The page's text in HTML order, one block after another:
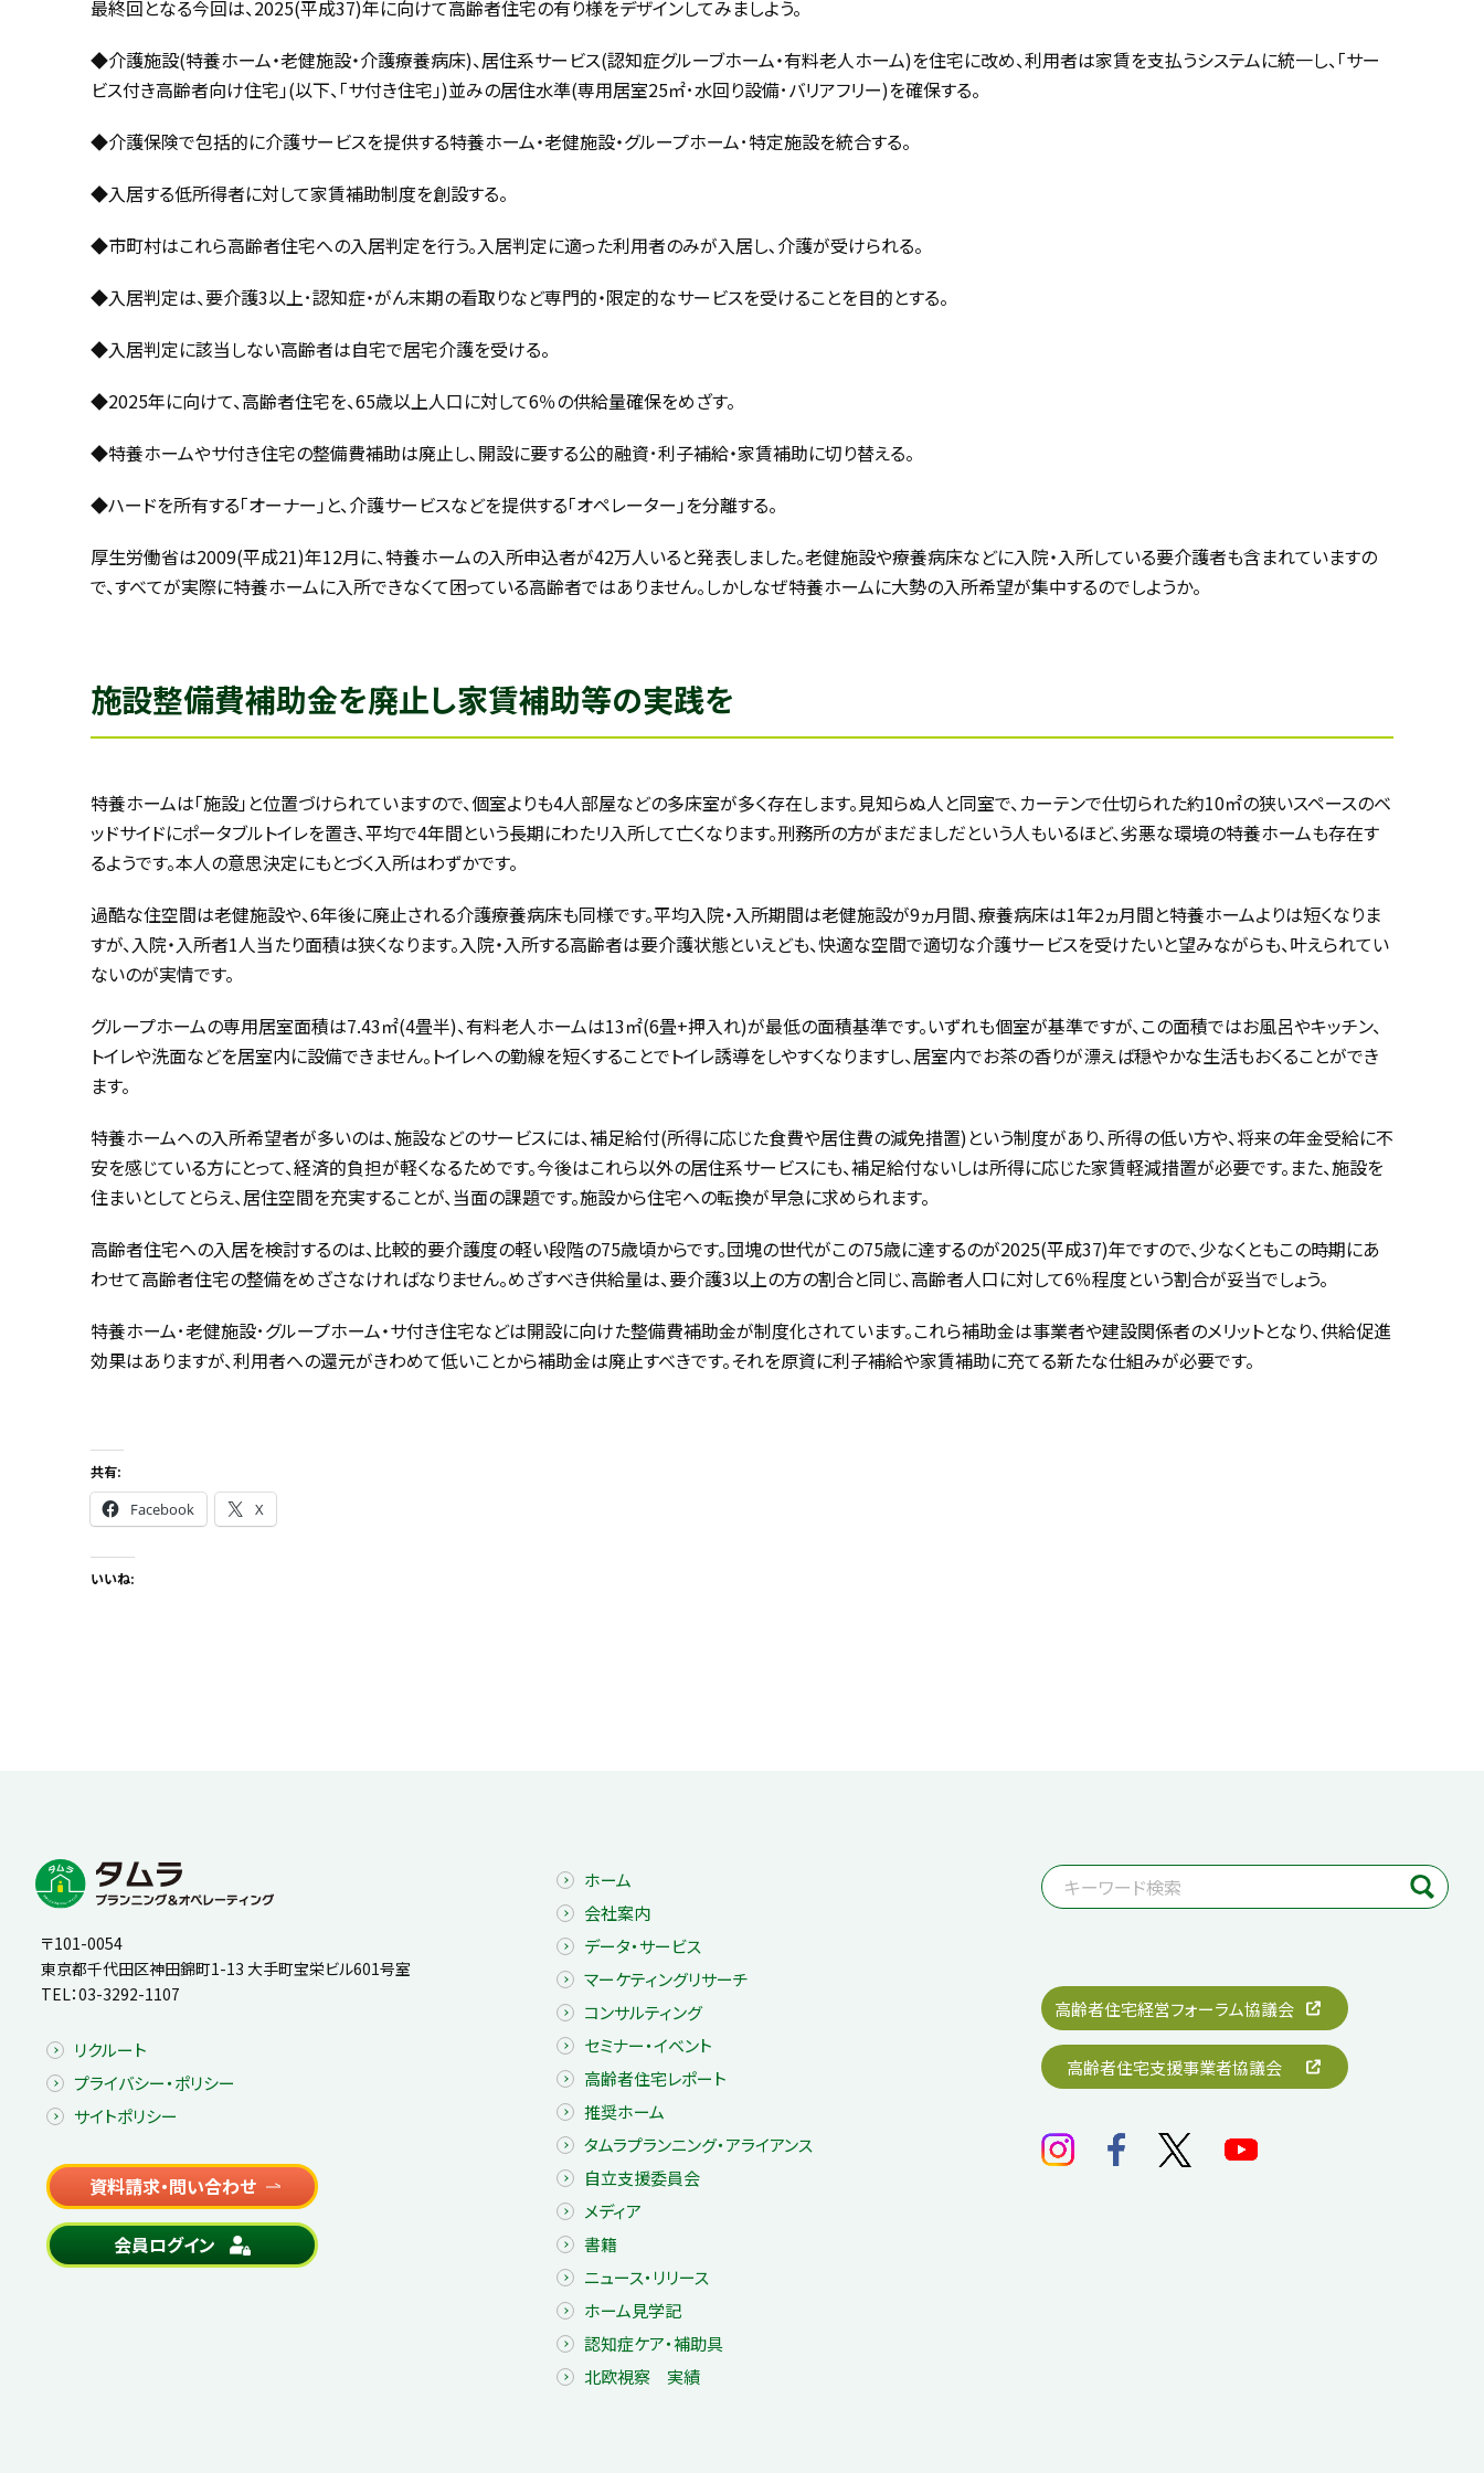
最終回となる今回は、2025(平成37)年に向けて高齢者住宅の有り様をデザインしてみましよう。
◆介護施設(特養ホーム・老健施設・介護療養病床)、居住系サービス(認知症グルーブホーム・有料老人ホーム)を住宅に改め、利用者は家賃を支払うシステムに統一し、｢サー
ビス付き高齢者向け住宅｣(以下、｢サ付き住宅｣)並みの居住水準(専用居室25㎡･水回り設備･バリアフリー)を確保する。
◆介護保険で包括的に介護サービスを提供する特養ホーム・老健施設・グループホーム･特定施設を統合する。
◆入居する低所得者に対して家賃補助制度を創設する。
◆市町村はこれら高齢者住宅への入居判定を行う。入居判定に適った利用者のみが入居し､介護が受けられる。
◆入居判定は、要介護3以上･認知症・がん末期の看取りなど専門的・限定的なサービスを受けることを目的とする。
◆入居判定に該当しない高齢者は自宅で居宅介護を受ける。
◆2025年に向けて、高齢者住宅を、65歳以上人口に対して6％の供給量確保をめざす。
◆特養ホームやサ付き住宅の整備費補助は廃止し､開設に要する公的融資･利子補給・家賃補助に切り替える。
◆ハードを所有する｢オーナー｣と、介護サービスなどを提供する｢オペレーター｣を分離する。
厚生労働省は2009(平成21)年12月に、特養ホームの入所申込者が42万人いると発表しました。老健施設や療養病床などに入院・入所している要介護者も含まれていますの
で、すべてが実際に特養ホームに入所できなくて困っている高齢者ではありません。しかしなぜ特養ホームに大勢の入所希望が集中するのでしようか。
施設整備費補助金を廃止し家賃補助等の実践を
特養ホームは｢施設｣と位置づけられていますので、個室よりも4人部屋などの多床室が多く存在します。見知らぬ人と同室で、カーテンで仕切られた約10㎡の狭いスペースのベ
ッドサイドにポータブルトイレを置き、平均で4年間という長期にわたリ入所して亡くなります。刑務所の方がまだましだという人もいるほど、劣悪な環境の特養ホームも存在す
るようです。本人の意思決定にもとづく入所はわずかです。
過酷な住空間は老健施設や、6年後に廃止される介護療養病床も同様です。平均入院・入所期間は老健施設が9ヵ月間、療養病床は1年2ヵ月間と特養ホームよりは短くなりま
すが、入院・入所者1人当たり面積は狭くなります。入院・入所する高齢者は要介護状態といえども、快適な空間で適切な介護サービスを受けたいと望みながらも、叶えられてい
ないのが実情です。
グループホームの専用居室面積は7.43㎡(4畳半)、有料老人ホームは13㎡(6畳+押入れ)が最低の面積基準です。いずれも個室が基準ですが、この面積ではお風呂やキッチン、
トイレや洗面などを居室内に設備できません。トイレヘの勤線を短くすることでトイレ誘導をしやすくなりますし、居室内でお茶の香りが漂えば穏やかな生活もおくることができ
ます。
特養ホームヘの入所希望者が多いのは、施設などのサービスには、補足給付(所得に応じた食費や居住費の減免措置)という制度があり､所得の低い方や、将来の年金受給に不
安を感じている方にとって、経済的負担が軽くなるためです。今後はこれら以外の居住系サービスにも、補足給付ないしは所得に応じた家賃軽減措置が必要です。また、施設を
住まいとしてとらえ、居住空間を充実することが、当面の課題です。施設から住宅への転換が早急に求められます。
高齢者住宅への入居を検討するのは、比較的要介護度の軽い段階の75歳頃からです。団塊の世代がこの75歳に達するのが2025(平成37)年ですので、少なくともこの時期にあ
わせて高齢者住宅の整備をめざさなければなりません。めざすべき供給量は、要介護3以上の方の割合と同じ、高齢者人口に対して6％程度という割合が妥当でしょう。
特養ホーム･老健施設･グループホーム・サ付き住宅などは開設に向けた整備費補助金が制度化されています。これら補助金は事業者や建設関係者のメリットとなり、供給促進
効果はありますが、利用者への還元がきわめて低いことから補助金は廃止すべきです。それを原資に利子補給や家賃補助に充てる新たな仕組みが必要です。
共有:
Facebook X
いいね:
〒101-0054
東京都千代田区神田錦町1-13 大手町宝栄ビル601号室
TEL：03-3292-1107
リクルート
プライバシー・ポリシー
サイトポリシー
資料請求・問い合わせ
会員ログイン
ホーム
会社案内
データ・サービス
マーケティングリサーチ
コンサルティング
セミナー・イベント
高齢者住宅レポート
推奨ホーム
タムラプランニング・アライアンス
自立支援委員会
メディア
書籍
ニュース・リリース
ホーム見学記
認知症ケア・補助具
北欧視察 実績
高齢者住宅経営フォーラム協議会
高齢者住宅支援事業者協議会